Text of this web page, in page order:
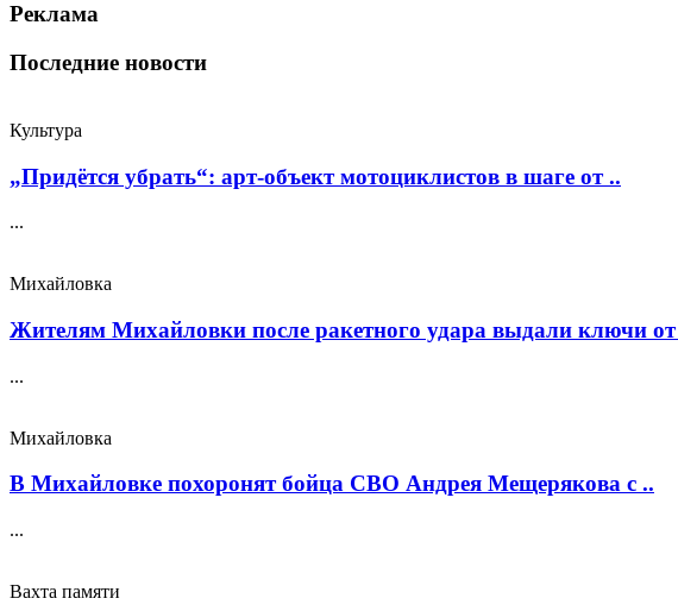
Реклама
Последние новости
Культура
„Придётся убрать“: арт‑объект мотоциклистов в шаге от ..
...
Михайловка
Жителям Михайловки после ракетного удара выдали ключи от
...
Михайловка
В Михайловке похоронят бойца СВО Андрея Мещерякова с ..
...
Вахта памяти